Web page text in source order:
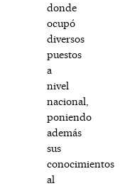
donde
ocupó
diversos
puestos
a
nivel
nacional,
poniendo
además
sus
conocimientos
al